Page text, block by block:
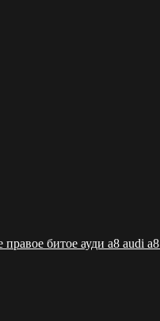
правое битое ауди а8 audi a8